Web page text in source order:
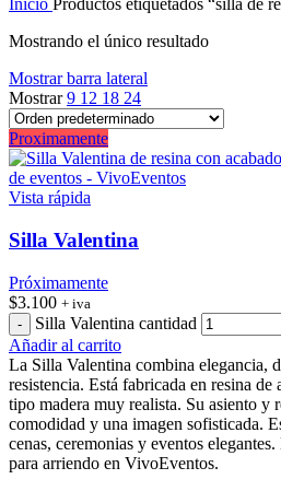
Inicio Productos etiquetados “silla de
Mostrando el único resultado
Mostrar barra lateral
Mostrar9 12 18 24
Proximamente
Vista rápida
Silla Valentina
Próximamente
$3.100 + iva
Silla Valentina cantidad
Añadir al carrito
La Silla Valentina combina elegancia,
resistencia. Está fabricada en resina
tipo madera muy realista. Su asiento y
comodidad y una imagen sofisticada.
cenas, ceremonias y eventos
para arriendo en VivoEventos.